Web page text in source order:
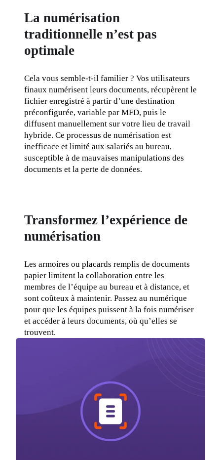
La numérisation
traditionnelle n’est pas
optimale
Cela vous semble-t-il familier ? Vos utilisateurs
finaux numérisent leurs documents, récupèrent le
fichier enregistré à partir d’une destination
préconfigurée, variable par MFD, puis le
diffusent manuellement sur votre lieu de travail
hybride. Ce processus de numérisation est
inefficace et limité aux salariés au bureau,
susceptible à de mauvaises manipulations des
documents et la perte de données.
Transformez l’expérience de
numérisation
Les armoires ou placards remplis de documents
papier limitent la collaboration entre les
membres de l’équipe au bureau et à distance, et
sont coûteux à maintenir. Passez au numérique
pour que les équipes puissent à la fois numériser
et accéder à leurs documents, où qu’elles se
trouvent.